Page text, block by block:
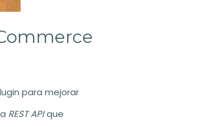
para mejorar
REST APIque